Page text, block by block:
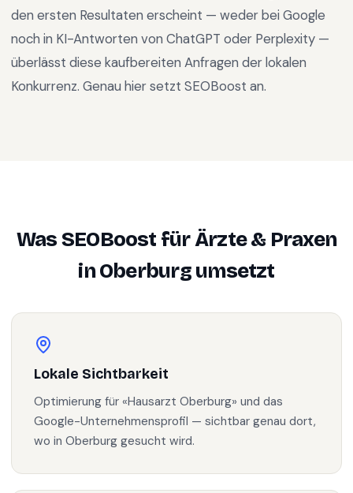
den ersten Resultaten erscheint — weder bei Google
noch in KI-Antworten von ChatGPT oder Perplexity —
überlässt diese kaufbereiten Anfragen der lokalen
Konkurrenz. Genau hier setzt SEOBoost an.
Was SEOBoost fürÄrzte & Praxen
inOberburgumsetzt
Lokale Sichtbarkeit
Optimierung für «Hausarzt Oberburg» und das
Google-Unternehmensprofil — sichtbar genau dort,
wo in Oberburg gesucht wird.